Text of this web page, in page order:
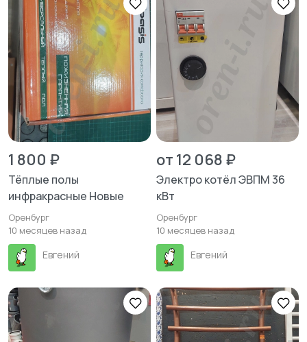
1 800 ₽
Тёплые полы
инфракрасные Новые
Оренбург
10 месяцев назад
Евгений
от 12 068 ₽
Электро котёл ЭВПМ 36
кВт
Оренбург
10 месяцев назад
Евгений